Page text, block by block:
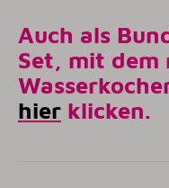
Auch als
Set, mit dem
hier klicken.